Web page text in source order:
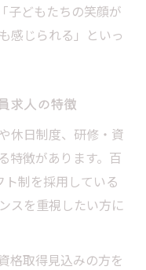
児童指導員の特
導員の職場環境
先の選び方
導員の転職準備
ックポイント
アアップ術を解
子どもたちの笑顔が
感じられる」といっ
求人の特徴
休日制度、研修・資
特徴があります。百
制を採用している
スを重視したい方に
格取得見込みの方を